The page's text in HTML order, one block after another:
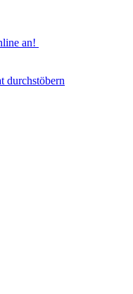
an!
durchstöbern